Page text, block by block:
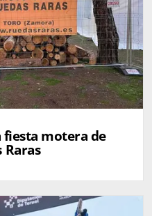
fiesta motera de
Raras